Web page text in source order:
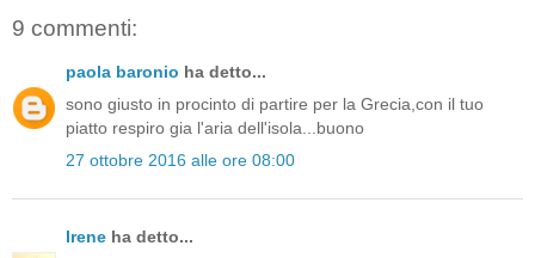
9 commenti:
paola baronio ha detto...
sono giusto in procinto di partire per la Grecia,con il tuo
piatto respiro gia l'aria dell'isola...buono
27 ottobre 2016 alle ore 08:00
Irene ha detto...